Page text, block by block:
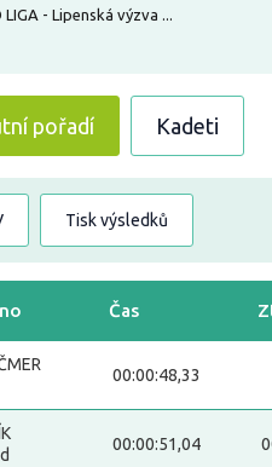
- Lipenská výzva ...
pořadí Kadeti
Tisk výsledků
Čas
00:00:48,33
00:00:51,04